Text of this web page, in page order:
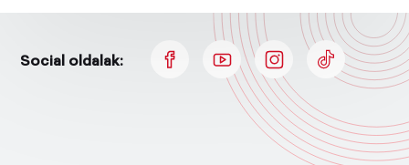
Social oldalak: